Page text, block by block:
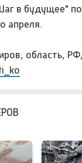
в будущее"
апреля.
область,